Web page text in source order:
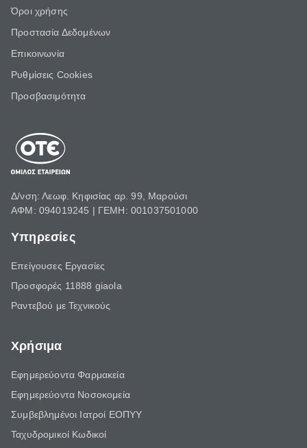
Όροι χρήσης
Προστασία Δεδομένων
Επικοινωνία
Ρυθμίσεις Cookies
Προσβασιμότητα
Δ/νση: Λεωφ. Κηφισίας αρ. 99, Μαρούσι
ΑΦΜ: 094019245 | ΓΕΜΗ: 001037501000
Υπηρεσίες
Επείγουσες Εργασίες
Προσφορές 11888 giaola
Ραντεβού με Τεχνικούς
Χρήσιμα
Εφημερεύοντα Φαρμακεία
Εφημερεύοντα Νοσοκομεία
Συμβεβλημένοι Ιατροί ΕΟΠΥΥ
Ταχυδρομικοί Κωδικοί